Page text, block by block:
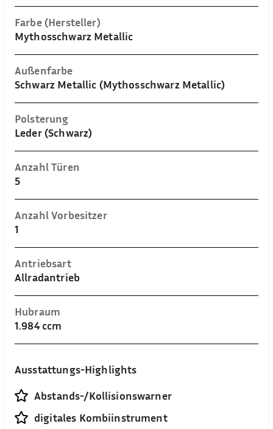
Farbe (Hersteller)
Mythosschwarz Metallic
Außenfarbe
Schwarz Metallic (Mythosschwarz Metallic)
Polsterung
Leder (Schwarz)
Anzahl Türen
5
Anzahl Vorbesitzer
1
Antriebsart
Allradantrieb
Hubraum
1.984 ccm
Ausstattungs-Highlights
Abstands-/Kollisionswarner
digitales Kombiinstrument